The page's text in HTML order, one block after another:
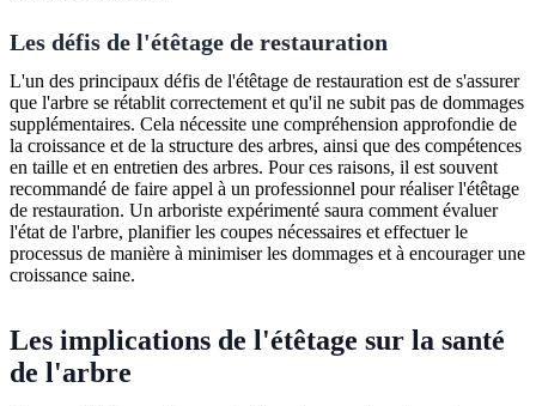
Les défis de l'étêtage de restauration
L'un des principaux défis de l'étêtage de restauration est de s'assurer
que l'arbre se rétablit correctement et qu'il ne subit pas de dommages
supplémentaires. Cela nécessite une compréhension approfondie de
la croissance et de la structure des arbres, ainsi que des compétences
en taille et en entretien des arbres. Pour ces raisons, il est souvent
recommandé de faire appel à un professionnel pour réaliser l'étêtage
de restauration. Un arboriste expérimenté saura comment évaluer
l'état de l'arbre, planifier les coupes nécessaires et effectuer le
processus de manière à minimiser les dommages et à encourager une
croissance saine.
Les implications de l'étêtage sur la santé
de l'arbre